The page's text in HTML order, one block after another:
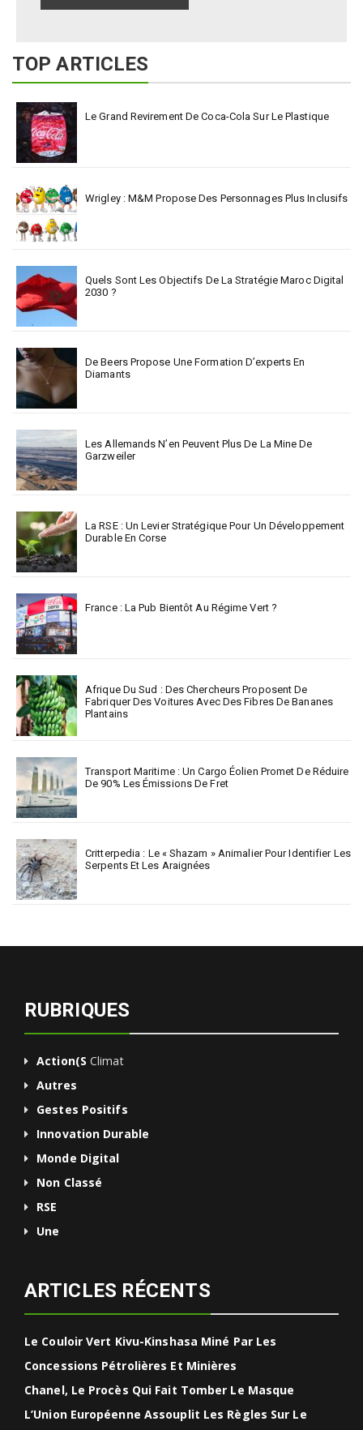
TOP ARTICLES
Le Grand Revirement De Coca-Cola Sur Le Plastique
Wrigley : M&M Propose Des Personnages Plus Inclusifs
Quels Sont Les Objectifs De La Stratégie Maroc Digital
2030 ?
De Beers Propose Une Formation D’experts En
Diamants
Les Allemands N’en Peuvent Plus De La Mine De
Garzweiler
La RSE : Un Levier Stratégique Pour Un Développement
Durable En Corse
France : La Pub Bientôt Au Régime Vert ?
Afrique Du Sud : Des Chercheurs Proposent De
Fabriquer Des Voitures Avec Des Fibres De Bananes
Plantains
Transport Maritime : Un Cargo Éolien Promet De Réduire
De 90% Les Émissions De Fret
Critterpedia : Le « Shazam » Animalier Pour Identifier Les
Serpents Et Les Araignées
RUBRIQUES
Action(s Climat
Autres
Gestes Positifs
Innovation Durable
Monde Digital
Non Classé
RSE
Une
ARTICLES RÉCENTS
Le Couloir Vert Kivu-Kinshasa Miné Par Les
Concessions Pétrolières Et Minières
Chanel, Le Procès Qui Fait Tomber Le Masque
L’Union Européenne Assouplit Les Règles Sur Le